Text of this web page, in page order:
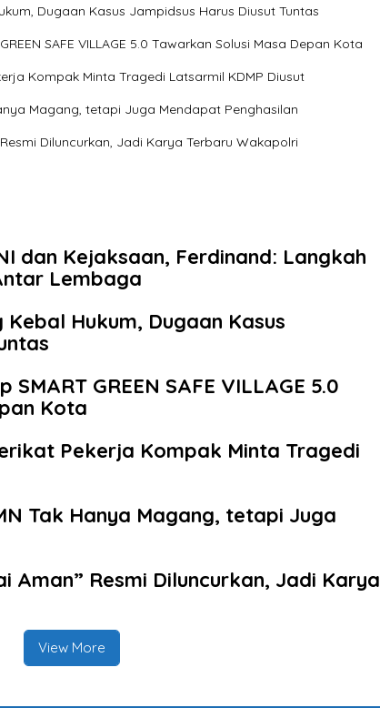
Dugaan Kasus Jampidsus Harus Diusut Tuntas
SAFE VILLAGE 5.0 Tawarkan Solusi Masa Depan Kota
Kompak Minta Tragedi Latsarmil KDMP Diusut
Magang, tetapi Juga Mendapat Penghasilan
Diluncurkan, Jadi Karya Terbaru Wakapolri
dan Kejaksaan, Ferdinand: Langkah
Lembaga
Kebal Hukum, Dugaan Kasus
GREEN SAFE VILLAGE 5.0
Kota
Pekerja Kompak Minta Tragedi
Tak Hanya Magang, tetapi Juga
Aman” Resmi Diluncurkan, Jadi Karya
View More